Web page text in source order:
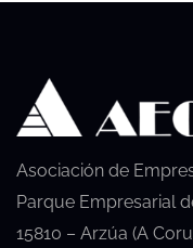
Asociación de
Parque Empresarial
15810 – Arzúa (A